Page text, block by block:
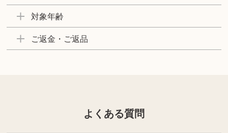
対象年齢
ご返金・ご返品
よくある質問